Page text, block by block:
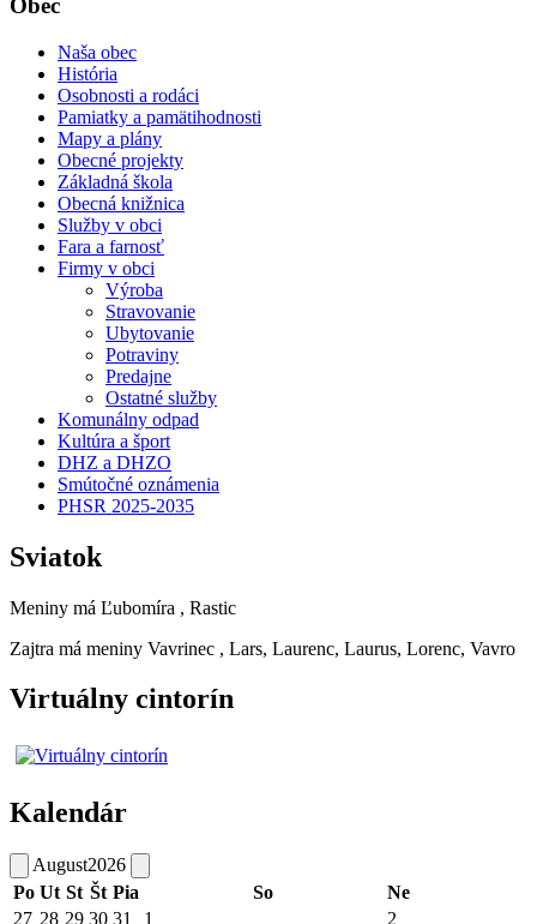
Obec
Naša obec
História
Osobnosti a rodáci
Pamiatky a pamätihodnosti
Mapy a plány
Obecné projekty
Základná škola
Obecná knižnica
Služby v obci
Fara a farnosť
Firmy v obci
Výroba
Stravovanie
Ubytovanie
Potraviny
Predajne
Ostatné služby
Komunálny odpad
Kultúra a šport
DHZ a DHZO
Smútočné oznámenia
PHSR 2025-2035
Sviatok
Meniny má Ľubomíra , Rastic
Zajtra má meniny Vavrinec , Lars, Laurenc, Laurus, Lorenc, Vavro
Virtuálny cintorín
Kalendár
August2026
Po Ut St Št Pia So
Ne
27 28 29 30 31 1 2